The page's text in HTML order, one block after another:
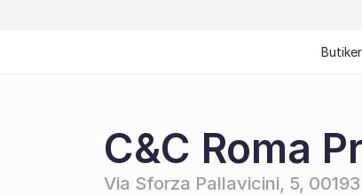
C&C Roma
Via Sforza Pallavicini, 5,
Butiker